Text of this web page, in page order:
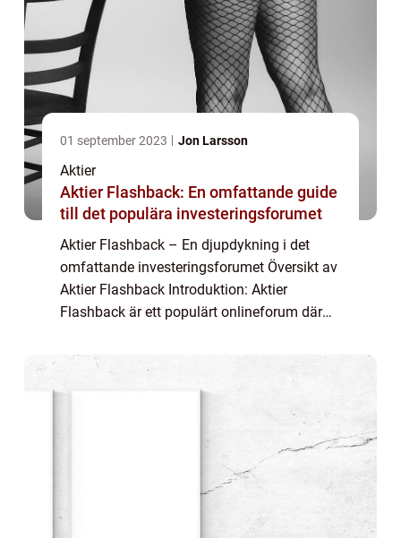
01 september 2023 Jon Larsson
Aktier
Aktier Flashback: En omfattande guide
till det populära investeringsforumet
Aktier Flashback – En djupdykning i det
omfattande investeringsforumet Översikt av
Aktier Flashback Introduktion: Aktier
Flashback är ett populärt onlineforum där
kunskap och tankar om olika aktier och in...